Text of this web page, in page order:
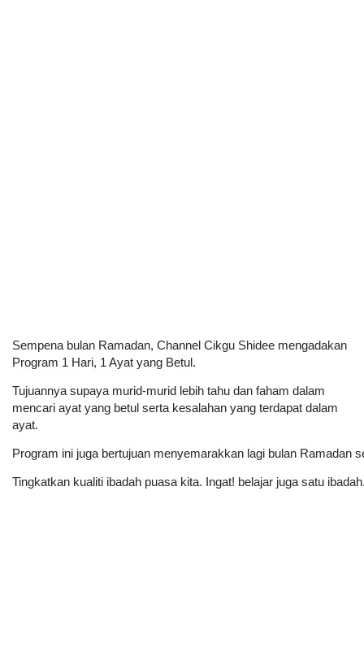
Sempena bulan Ramadan, Channel Cikgu Shidee mengadakan
Program 1 Hari, 1 Ayat yang Betul.
Tujuannya supaya murid-murid lebih tahu dan faham dalam
mencari ayat yang betul serta kesalahan yang terdapat dalam
ayat.
Program ini juga bertujuan menyemarakkan lagi bulan Ramadan
Tingkatkan kualiti ibadah puasa kita. Ingat! belajar juga satu